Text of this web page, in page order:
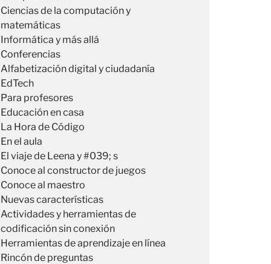
Ciencias de la computación y
matemáticas
Informática y más allá
Conferencias
Alfabetización digital y ciudadanía
EdTech
Para profesores
Educación en casa
La Hora de Código
En el aula
El viaje de Leena y #039; s
Conoce al constructor de juegos
Conoce al maestro
Nuevas características
Actividades y herramientas de
codificación sin conexión
Herramientas de aprendizaje en línea
Rincón de preguntas